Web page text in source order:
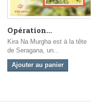
Opération...
Kira Na Murgha est à la tête
de Seragana, un...
Ajouter au panier